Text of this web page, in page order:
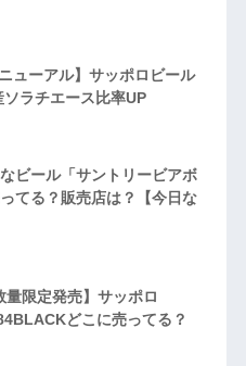
ューアル】サッポロビール
ラチエース比率UP
ビール「サントリービアボ
てる？販売店は？【今日な
量限定発売】サッポロ
どこに売ってる？